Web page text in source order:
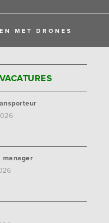
MET DRONES
VACATURES
manager